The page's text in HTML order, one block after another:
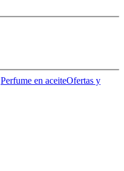
Perfume en aceiteOfertas y